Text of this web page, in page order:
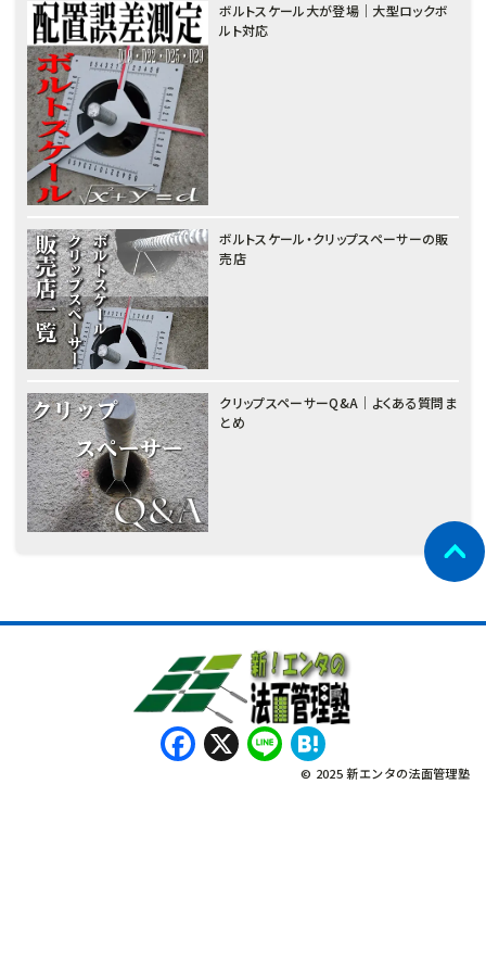
ボルトスケール大が登場｜大型ロックボ
ルト対応
ボルトスケール・クリップスペーサーの販
売店
クリップスペーサーQ&A｜よくある質問ま
とめ
Facebook
X Line
© 2025 新エンタの法面管理塾